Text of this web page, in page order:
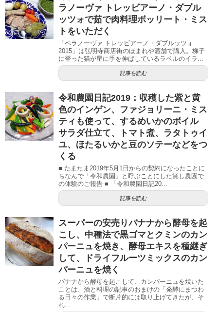
ラノーヴァ トレッビアーノ・ダブル
ッツォで茹で肉料理ボッリート・ミス
トをいただく
「ベラノーヴァ トレッビアーノ・ダブルッツォ
2015」は弘明寺商店街のほまれや酒舗で購入。梯子
に登った猫が星に手を伸ばしているラベルのイラ...
記事を読む
令和農園日記2019：収穫した紫と黄
色のインゲン、ファジョリーニ・ミス
ティも使って、するめいかのボイル
サラダ仕立て、トマト煮、ラタトゥイ
ユ、ほたるいかと豆のソテーなどをつ
くる
■ たまたま2019年5月1日からの契約になったことに
ちなんで「令和農園」と呼ぶことにした貸し農園で
の体験のご報告 ■ 「令和農園日記20...
記事を読む
スーパーの安売りバナナから酵母を起
こし、中種法で黒ゴマとクミンのカン
パーニュを焼き、酵母エキスを種継ぎ
して、ドライフルーツミックスのカン
パーニュを焼く
バナナから酵母を起こして、カンパーニュを焼いた
ことは、酒と料理の記事のおまけの「発酵にまつわ
る日々の作業」で断片的には取り上げてきたが、そ
れ...